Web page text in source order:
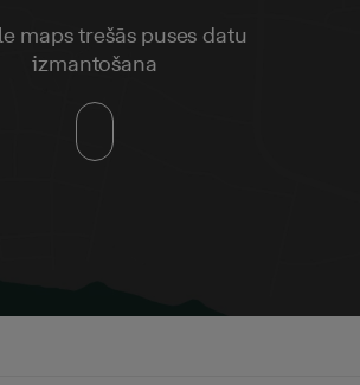
maps trešās puses datu
izmantošana